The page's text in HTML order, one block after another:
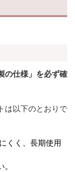
の仕様」を必ず確
は以下のとおりで
くく、長期使用